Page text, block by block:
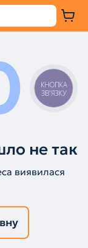
не так
виявилася
КНОПКА
ЗВ'ЯЗКУ